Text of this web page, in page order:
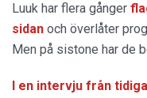
Luuk har flera gånger
sidan och överlåter
Men på sistone har de
I en intervju från